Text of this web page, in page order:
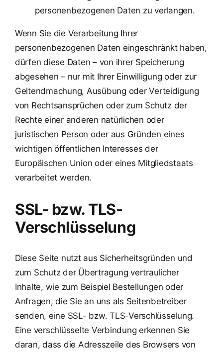
personenbezogenen Daten zu verlangen.
Wenn Sie die Verarbeitung Ihrer
personenbezogenen Daten eingeschränkt haben,
dürfen diese Daten – von ihrer Speicherung
abgesehen – nur mit Ihrer Einwilligung oder zur
Geltendmachung, Ausübung oder Verteidigung
von Rechtsansprüchen oder zum Schutz der
Rechte einer anderen natürlichen oder
juristischen Person oder aus Gründen eines
wichtigen öffentlichen Interesses der
Europäischen Union oder eines Mitgliedstaats
verarbeitet werden.
SSL- bzw. TLS-
Verschlüsselung
Diese Seite nutzt aus Sicherheitsgründen und
zum Schutz der Übertragung vertraulicher
Inhalte, wie zum Beispiel Bestellungen oder
Anfragen, die Sie an uns als Seitenbetreiber
senden, eine SSL- bzw. TLS-Verschlüsselung.
Eine verschlüsselte Verbindung erkennen Sie
daran, dass die Adresszeile des Browsers von